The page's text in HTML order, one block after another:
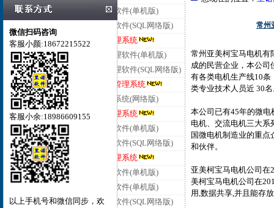
里诺仓库管理软件(单机版)
里诺仓库管理软件(SQL网络版)
里诺云仓库管理系统
里诺进销存管理软件(单机版)
里诺进销存管理软件(SQL网络版)
里诺云进销存管理系统
里诺客户管理系统(网络版)
里诺云客户管理系统
里诺合同管理软件(单机版)
里诺合同管理软件(SQL网络版)
里诺云合同管理系统
里诺会员管理软件(单机版)
里诺销售管理软件(单机版)
里诺销售管理软件(SQL网络版)
常州
常州亚美柯宝马电机有
成的民营企业，本公司
有各类电机生产线10条
类专业技术人员近 30名
本公司已有45年的微
电机、交流电机三大系
国微电机制造业的重
和伙伴。
亚美柯宝马电机公司在
美柯宝马电机公司在
用,数据共享,并且能存
微信扫码咨询
客服小颜:18672215522
客服小余:18986609155
以上手机号和微信同步，欢